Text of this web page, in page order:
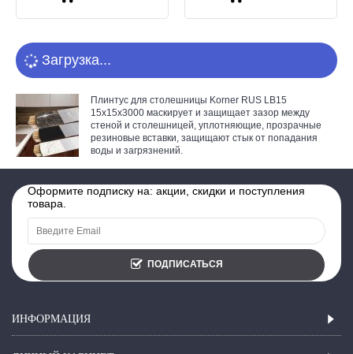
Загрузка...
Плинтус для столешницы Korner RUS LB15
15x15x3000 маскирует и защищает зазор между
стеной и столешницей, уплотняющие, прозрачные
резиновые вставки, защищают стык от попадания
воды и загрязнений.
Оформите подписку на: акции, скидки и поступления
товара.
ПОДПИСАТЬСЯ
ИНФОРМАЦИЯ